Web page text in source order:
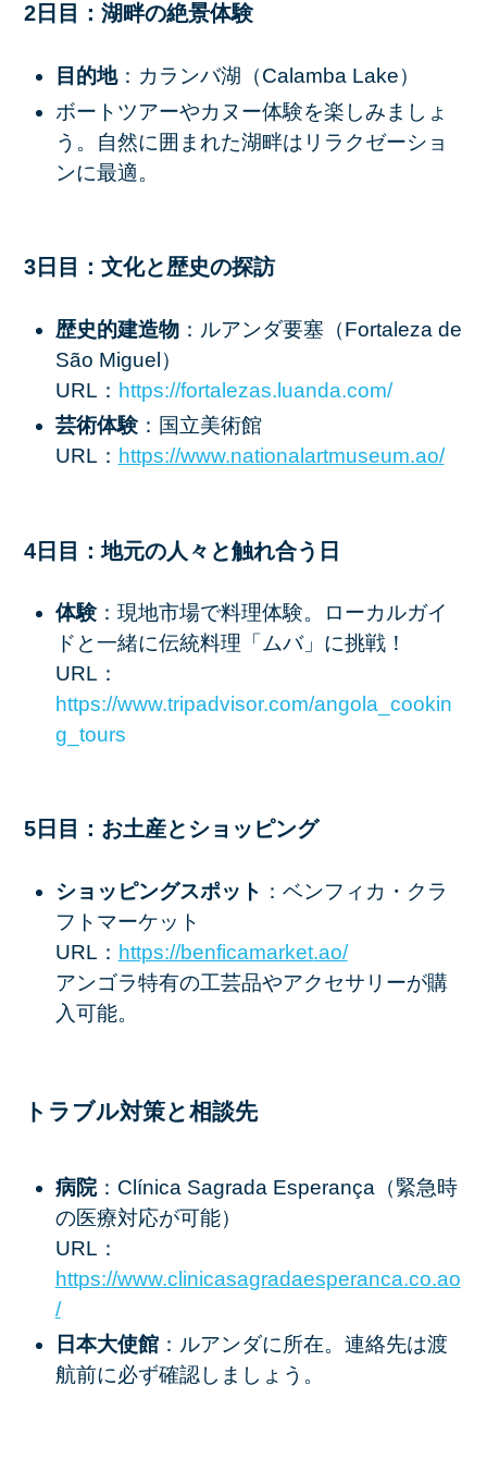
2日目：湖畔の絶景体験
目的地：カランバ湖（Calamba Lake）
ボートツアーやカヌー体験を楽しみましょ
う。自然に囲まれた湖畔はリラクゼーショ
ンに最適。
3日目：文化と歴史の探訪
歴史的建造物：ルアンダ要塞（Fortaleza de
São Miguel）
URL： https://fortalezas.luanda.com/
芸術体験：国立美術館
URL： https://www.nationalartmuseum.ao/
4日目：地元の人々と触れ合う日
体験：現地市場で料理体験。ローカルガイ
ドと一緒に伝統料理「ムバ」に挑戦！
URL：
https://www.tripadvisor.com/angola_cookin
g_tours
5日目：お土産とショッピング
ショッピングスポット ：ベンフィカ・クラ
フトマーケット
URL： https://benficamarket.ao/
アンゴラ特有の工芸品やアクセサリーが購
入可能。
トラブル対策と相談先
病院：Clínica Sagrada Esperança（緊急時
の医療対応が可能）
URL：
https://www.clinicasagradaesperanca.co.ao
/
日本大使館：ルアンダに所在。連絡先は渡
航前に必ず確認しましょう。